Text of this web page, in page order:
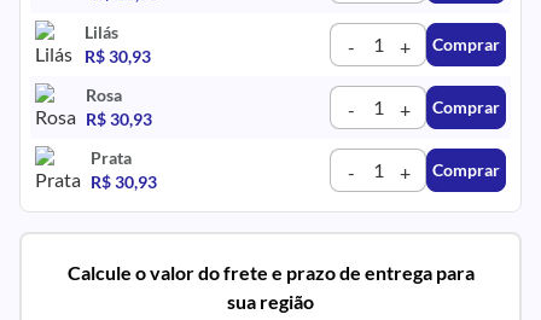
Lilás
R$ 30,93
- + Comprar
Rosa
R$ 30,93
- + Comprar
Prata
R$ 30,93
- + Comprar
Calcule o valor do frete e prazo de entrega para
sua região